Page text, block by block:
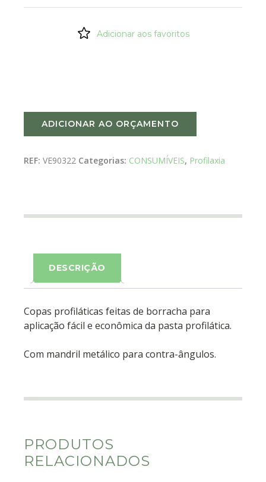
Adicionar aos favoritos
ADICIONAR AO ORÇAMENTO
REF: VE90322 Categorias: CONSUMÍVEIS, Profilaxia
DESCRIÇÃO
Copas profiláticas feitas de borracha para
aplicação fácil e econômica da pasta profilática.
Com mandril metálico para contra-ângulos.
PRODUTOS
RELACIONADOS